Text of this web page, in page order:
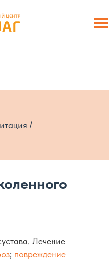
/
Лечение
; повреждение